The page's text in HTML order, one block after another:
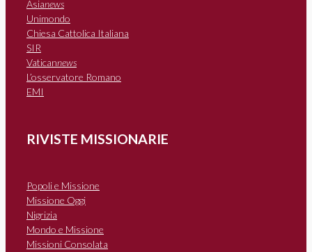
Asianews
Unimondo
Chiesa Cattolica Italiana
SIR
Vaticannews
L’osservatore Romano
EMI
RIVISTE MISSIONARIE
Popoli e Missione
Missione Oggi
Nigrizia
Mondo e Missione
Missioni Consolata